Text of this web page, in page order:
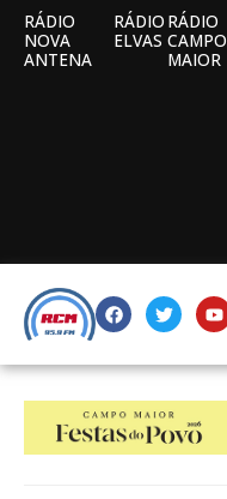
RÁDIO
NOVA
ANTENA
RÁDIO
ELVAS
RÁDIO
CAMPO
MAIOR